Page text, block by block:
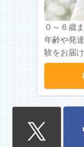
０～６歳
年齢や発
験をお届